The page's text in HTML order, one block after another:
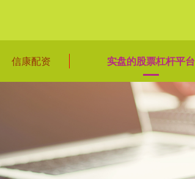
信康配资 实盘的股票杠杆平台